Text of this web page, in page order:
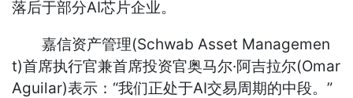
落后于部分AI芯片企业。
嘉信资产管理(Schwab Asset Managemen
t)首席执行官兼首席投资官奥马尔·阿吉拉尔(Omar
Aguilar)表示：“我们正处于AI交易周期的中段。”